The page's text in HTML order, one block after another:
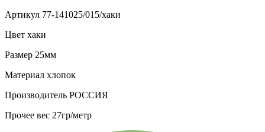
Артикул 77-141025/015/хаки
Цвет хаки
Размер 25мм
Материал хлопок
Производитель РОССИЯ
Прочее вес 27гр/метр